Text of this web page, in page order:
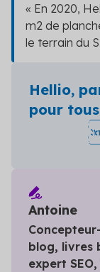
« En 2020,
m2 de
le terrain du
Hellio,
pour
Antoine
blog, livres
expert